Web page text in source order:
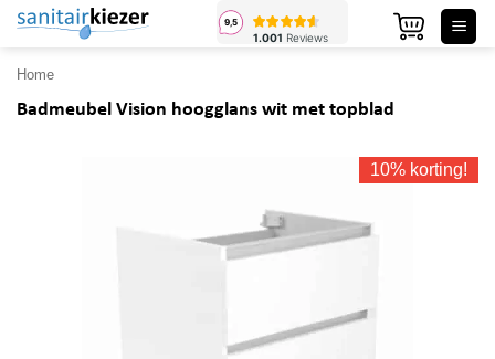
Ga
inhoud
Home
Badmeubel Vision hoogglans wit met topblad
10% korting!